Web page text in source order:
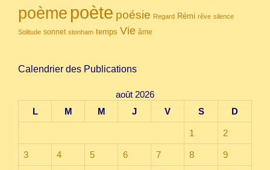
poème poète poésie Regard Rémi rêve silence
Solitude sonnet stonham temps Vie âme
Calendrier des Publications
août 2026
L
M M J V S D
1 2
3 4 5 6 7 8 9